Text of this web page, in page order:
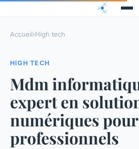
Accueil›High tech
HIGH TECH
Mdm
expert en
numériques pour
professionnels